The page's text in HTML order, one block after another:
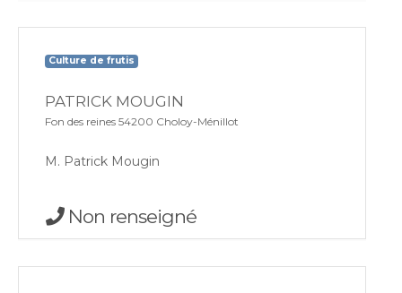
Culture de frutis
PATRICK MOUGIN
Fon des reines 54200 Choloy-Ménillot
M. Patrick Mougin
Non renseigné